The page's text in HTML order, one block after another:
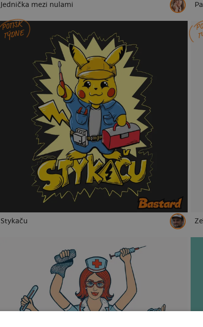
Jednička mezi nulami
POTISK
TÝDNE
Stykaču